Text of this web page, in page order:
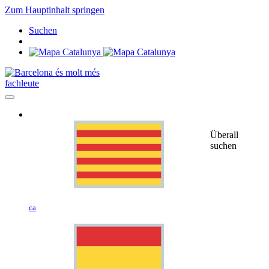
Zum Hauptinhalt springen
Suchen
fachleute
ca
Überall
suchen